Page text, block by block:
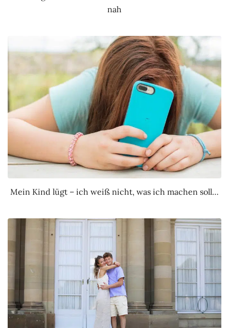
nah
Mein Kind lügt – ich weiß nicht, was ich machen soll…